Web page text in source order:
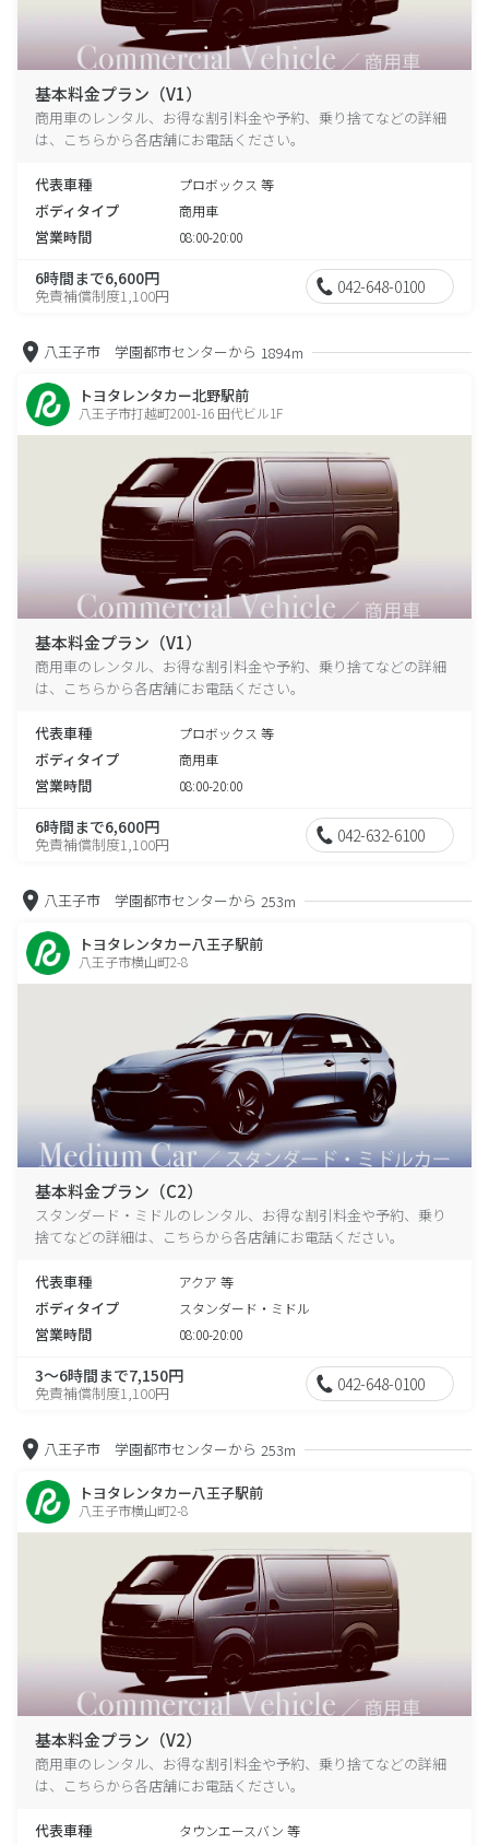
基本料金プラン（V1）
商用車のレンタル、お得な割引料金や予約、乗り捨てなどの詳細
は、こちらから各店舗にお電話ください。
代表車種 プロボックス 等
ボディタイプ 商用車
営業時間 08:00-20:00
6時間まで6,600円
免責補償制度1,100円 042-648-0100
八王子市 学園都市センターから 1894m
トヨタレンタカー北野駅前
八王子市打越町2001-16 田代ビル1F
基本料金プラン（V1）
商用車のレンタル、お得な割引料金や予約、乗り捨てなどの詳細
は、こちらから各店舗にお電話ください。
代表車種 プロボックス 等
ボディタイプ 商用車
営業時間 08:00-20:00
6時間まで6,600円
免責補償制度1,100円 042-632-6100
八王子市 学園都市センターから 253m
トヨタレンタカー八王子駅前
八王子市横山町2-8
基本料金プラン（C2）
スタンダード・ミドルのレンタル、お得な割引料金や予約、乗り
捨てなどの詳細は、こちらから各店舗にお電話ください。
代表車種 アクア 等
ボディタイプ スタンダード・ミドル
営業時間 08:00-20:00
3～6時間まで7,150円
免責補償制度1,100円 042-648-0100
八王子市 学園都市センターから 253m
トヨタレンタカー八王子駅前
八王子市横山町2-8
基本料金プラン（V2）
商用車のレンタル、お得な割引料金や予約、乗り捨てなどの詳細
は、こちらから各店舗にお電話ください。
代表車種 タウンエースバン 等